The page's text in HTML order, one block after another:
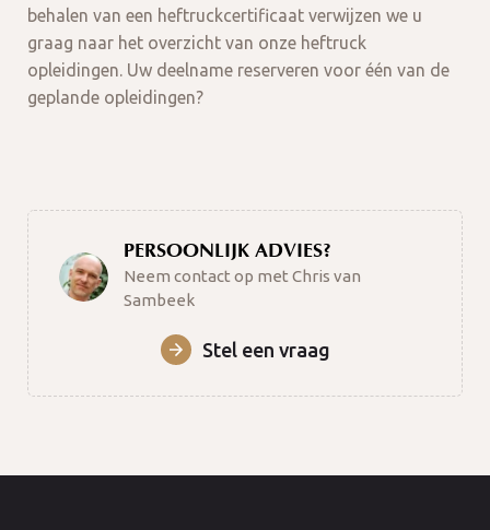
behalen van een heftruckcertificaat verwijzen we u
graag naar het overzicht van onze heftruck
opleidingen. Uw deelname reserveren voor één van de
geplande opleidingen?
PERSOONLIJK ADVIES?
Neem contact op met Chris van
Sambeek
Stel een vraag